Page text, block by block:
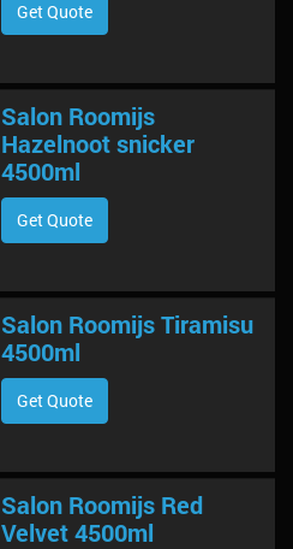
Get Quote
Salon Roomijs
Hazelnoot snicker
4500ml
Get Quote
Salon Roomijs Tiramisu
4500ml
Get Quote
Salon Roomijs Red
Velvet 4500ml